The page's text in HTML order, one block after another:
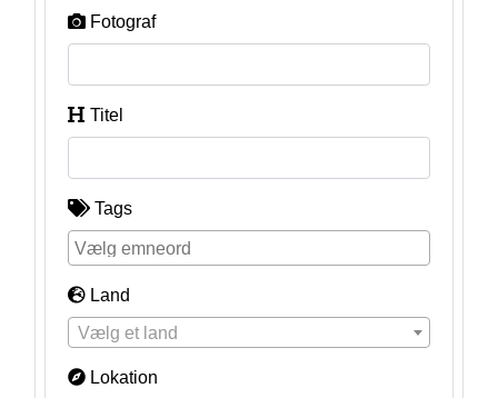
Fotograf
Titel
Tags
Land
Vælg et land
Lokation